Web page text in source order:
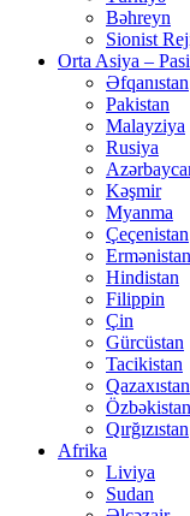
Bəhreyn
Sionist
Orta Asiya –
Əfqanıstan
Pakistan
Malayziya
Rusiya
Kəşmir
Myanma
Çeçenistan
Ermənistan
Hindistan
Filippin
Çin
Gürcüstan
Tacikistan
Qazaxıstan
Özbəkistan
Qırğızıstan
Afrika
Liviya
Sudan